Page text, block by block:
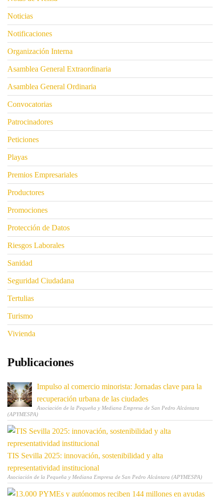
Noticias
Notificaciones
Organización Interna
Asamblea General Extraordinaria
Asamblea General Ordinaria
Convocatorias
Patrocinadores
Peticiones
Playas
Premios Empresariales
Productores
Promociones
Protección de Datos
Riesgos Laborales
Sanidad
Seguridad Ciudadana
Tertulias
Turismo
Vivienda
Publicaciones
Impulso al comercio minorista: Jornadas clave para la
recuperación urbana de las ciudades
Asociación de la Pequeña y Mediana Empresa de San Pedro Alcántara
(APYMESPA)
TIS Sevilla 2025: innovación, sostenibilidad y alta
representatividad institucional
Asociación de la Pequeña y Mediana Empresa de San Pedro Alcántara (APYMESPA)